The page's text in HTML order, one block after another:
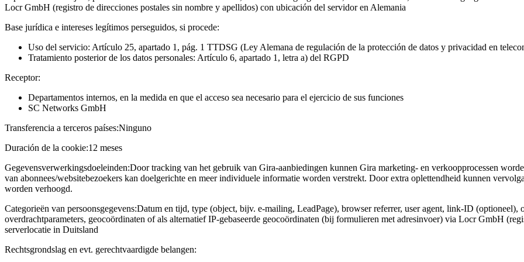
Locr GmbH (registro de direcciones postales sin nombre y apellidos) con ubicación del servidor en Alemania
Base jurídica e intereses legítimos perseguidos, si procede:
Uso del servicio: Artículo 25, apartado 1, pág. 1 TTDSG (Ley Alemana de regulación de la protección de datos y privacidad en
Tratamiento posterior de los datos personales: Artículo 6, apartado 1, letra a) del RGPD
Receptor:
Departamentos internos, en la medida en que el acceso sea necesario para el ejercicio de sus funciones
SC Networks GmbH
Transferencia a terceros países:Ninguno
Duración de la cookie:12 meses
Gegevensverwerkingsdoeleinden:Door tracking van het gebruik van Gira-aanbiedingen kunnen Gira marketing- en verkoopprocessen
van abonnees/websitebezoekers kan doelgerichte en meer individuele informatie worden verstrekt. Door extra oplettendheid kunnen
worden verhoogd.
Categorieën van persoonsgegevens:Datum en tijd, type (object, bijv. e-mailing, LeadPage), browser referrer, user agent, link-ID
overdrachtparameters, geocoördinaten of als alternatief IP-gebaseerde geocoördinaten (bij formulieren met adresinvoer) via Locr GmbH
serverlocatie in Duitsland
Rechtsgrondslag en evt. gerechtvaardigde belangen: